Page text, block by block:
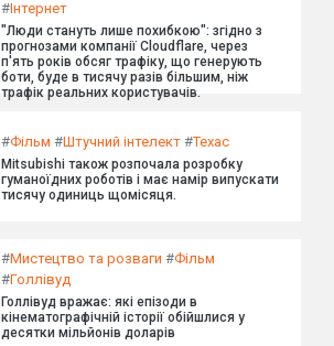
#Інтернет
"Люди стануть лише похибкою": згідно з
прогнозами компанії Cloudflare, через
п'ять років обсяг трафіку, що генерують
боти, буде в тисячу разів більшим, ніж
трафік реальних користувачів.
#Фільм #Штучний інтелект #Техас
Mitsubishi також розпочала розробку
гуманоїдних роботів і має намір випускати
тисячу одиниць щомісяця.
#Мистецтво та розваги #Фільм
#Голлівуд
Голлівуд вражає: які епізоди в
кінематографічній історії обійшлися у
десятки мільйонів доларів